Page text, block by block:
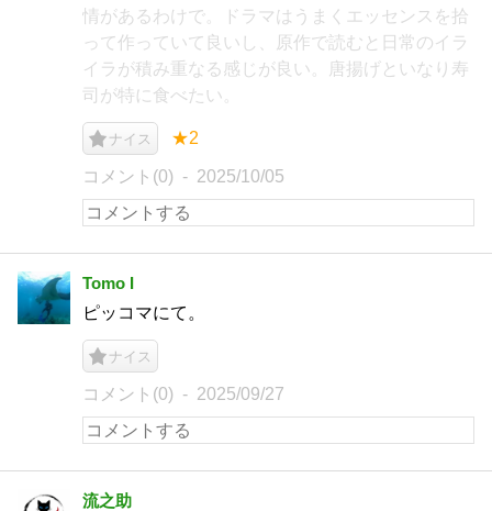
情があるわけで。ドラマはうまくエッセンスを拾
って作っていて良いし、原作で読むと日常のイラ
イラが積み重なる感じが良い。唐揚げといなり寿
司が特に食べたい。
ナイス ★2
コメント(0) 2025/10/05
Tomo I
ピッコマにて。
ナイス
コメント(0) 2025/09/27
流之助